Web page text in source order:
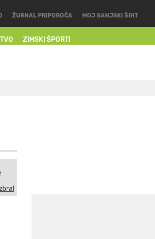
ZIMSKI ŠPORTI
ŽURNAL PRIPOROČA MOJ SANJSKI ŠIHT